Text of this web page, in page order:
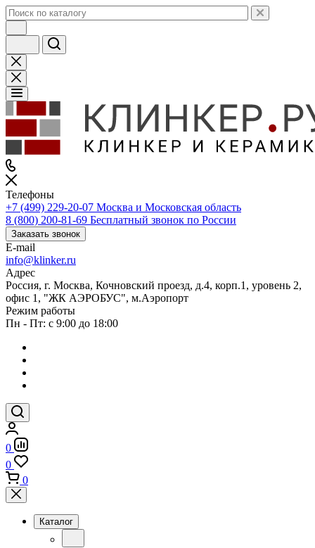
Телефоны
+7 (499) 229-20-07 Москва и Московская область
8 (800) 200-81-69 Бесплатный звонок по России
Заказать звонок
E-mail
info@klinker.ru
Адрес
Россия, г. Москва, Кочновский проезд, д.4, корп.1, уровень 2,
офис 1, "ЖК АЭРОБУС", м.Аэропорт
Режим работы
Пн - Пт: с 9:00 до 18:00
0
0
0
Каталог